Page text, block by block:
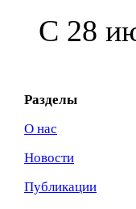
С 28
Разделы
О нас
Новости
Публикации